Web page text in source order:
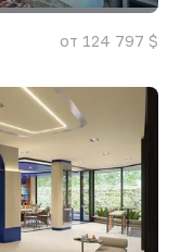
от 124 797 $